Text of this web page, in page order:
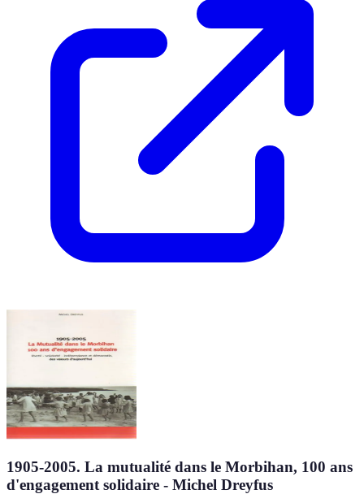
1905-2005. La mutualité dans le Morbihan, 100 ans
d'engagement solidaire - Michel Dreyfus